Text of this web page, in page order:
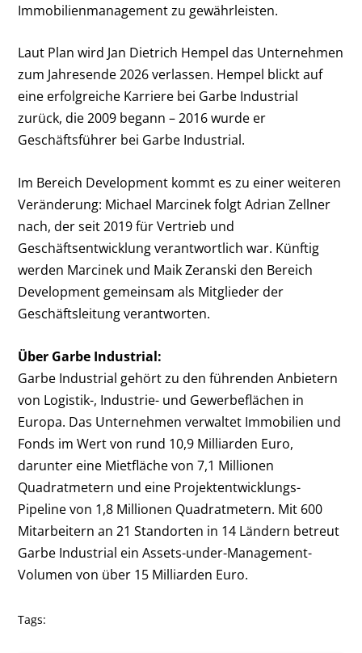
Immobilienmanagement zu gewährleisten.
Laut Plan wird Jan Dietrich Hempel das Unternehmen
zum Jahresende 2026 verlassen. Hempel blickt auf
eine erfolgreiche Karriere bei Garbe Industrial
zurück, die 2009 begann – 2016 wurde er
Geschäftsführer bei Garbe Industrial.
Im Bereich Development kommt es zu einer weiteren
Veränderung: Michael Marcinek folgt Adrian Zellner
nach, der seit 2019 für Vertrieb und
Geschäftsentwicklung verantwortlich war. Künftig
werden Marcinek und Maik Zeranski den Bereich
Development gemeinsam als Mitglieder der
Geschäftsleitung verantworten.
Über Garbe Industrial:
Garbe Industrial gehört zu den führenden Anbietern
von Logistik-, Industrie- und Gewerbeflächen in
Europa. Das Unternehmen verwaltet Immobilien und
Fonds im Wert von rund 10,9 Milliarden Euro,
darunter eine Mietfläche von 7,1 Millionen
Quadratmetern und eine Projektentwicklungs-
Pipeline von 1,8 Millionen Quadratmetern. Mit 600
Mitarbeitern an 21 Standorten in 14 Ländern betreut
Garbe Industrial ein Assets-under-Management-
Volumen von über 15 Milliarden Euro.
Tags: